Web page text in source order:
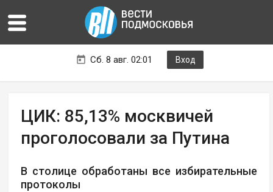
Сб. 8 авг. 02:01 Вход
ЦИК: 85,13% москвичей
проголосовали за Путина
В столице обработаны все избирательные
протоколы